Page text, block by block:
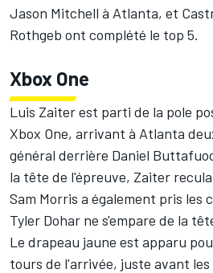
Jason Mitchell à Atlanta, et
Rothgeb ont complété le top 5.
Xbox One
Luis Zaiter est parti de la pole
Xbox One, arrivant à Atlanta
général derrière Daniel
la tête de l'épreuve, Zaiter
Sam Morris a également pris les
Tyler Dohar ne s'empare de la
Le drapeau jaune est apparu
tours de l'arrivée, juste avant